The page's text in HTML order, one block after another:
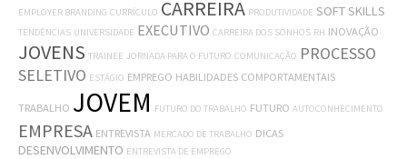
EMPLOYER BRANDING CURRÍCULO CARREIRA PRODUTIVIDADE SOFT SKILLS
TENDÊNCIAS UNIVERSIDADE EXECUTIVO CARREIRA DOS SONHOS RH INOVAÇÃO
JOVENS TRAINEE JORNADA PARA O FUTURO COMUNICAÇÃO PROCESSO
SELETIVO ESTÁGIO EMPREGO HABILIDADES COMPORTAMENTAIS
TRABALHO JOVEM FUTURO DO TRABALHO FUTURO AUTOCONHECIMENTO
EMPRESA ENTREVISTA MERCADO DE TRABALHO DICAS
DESENVOLVIMENTO ENTREVISTA DE EMPREGO